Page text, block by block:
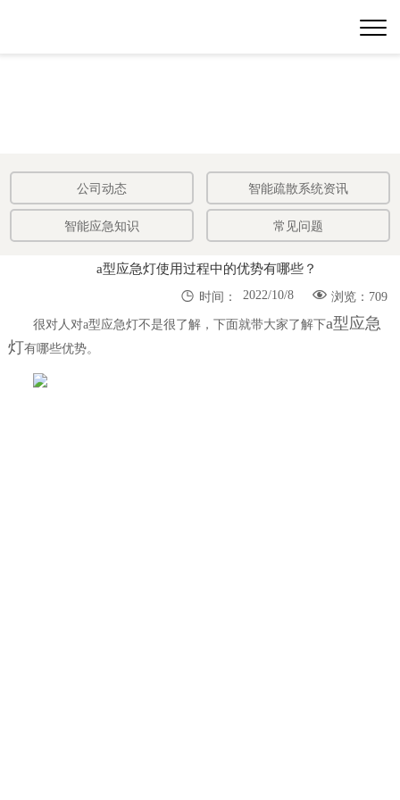
公司动态 智能疏散系统资讯
智能应急知识 常见问题
a型应急灯使用过程中的优势有哪些？
 浏览：709
 时间： 2022/10/8
很对人对a型应急灯不是很了解，下面就带大家了解下a型应急
灯有哪些优势。